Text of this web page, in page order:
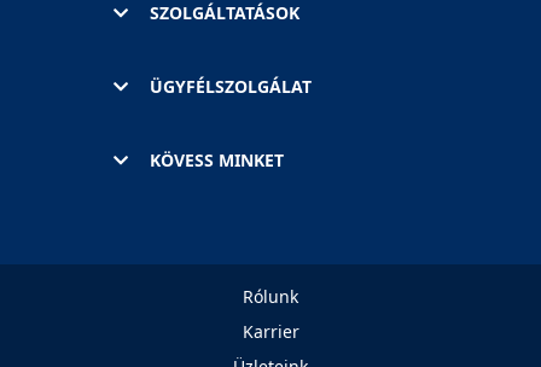
SZOLGÁLTATÁSOK
ÜGYFÉLSZOLGÁLAT
KÖVESS MINKET
Rólunk
Karrier